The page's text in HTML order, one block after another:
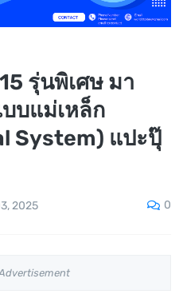
รุ่นพิเศษ มา
บแม่เหล็ก
System) แปะปุ๊
2025 0